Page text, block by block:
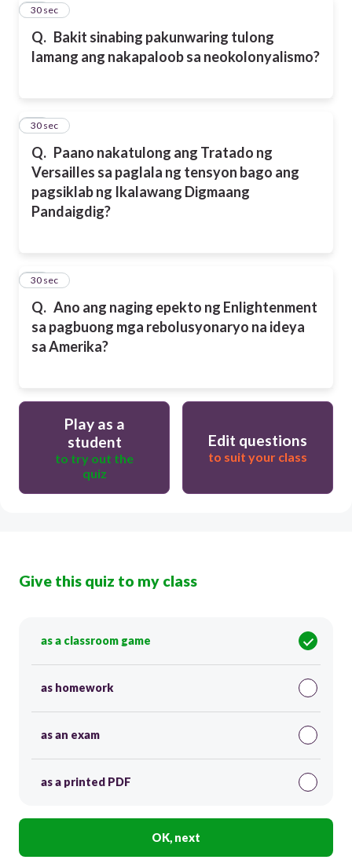
Q. Bakit sinabing pakunwaring tulong
lamang ang nakapaloob sa neokolonyalismo?
24
30 sec
Q. Paano nakatulong ang Tratado ng
Versailles sa paglala ng tensyon bago ang
pagsiklab ng Ikalawang Digmaang
Pandaigdig?
25
30 sec
Q. Ano ang naging epekto ng Enlightenment
sa pagbuong mga rebolusyonaryo na ideya
sa Amerika?
26
30 sec
Play as a
student
to try out the
quiz
Edit questions
to suit your class
Give this quiz to my class
as a classroom game
as homework
as an exam
as a printed PDF
OK, next